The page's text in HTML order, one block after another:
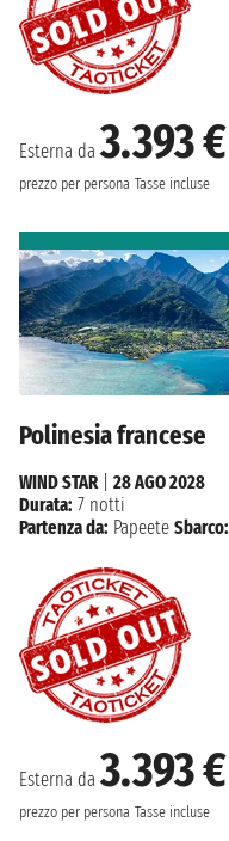
Esterna da3.393 €
prezzo per persona Tasse incluse
Polinesia francese
Esterna da3.393 €
prezzo per persona Tasse incluse
WIND STAR
28 AGO 2028
Durata: 7 notti
Partenza da: Papeete Sbarco: